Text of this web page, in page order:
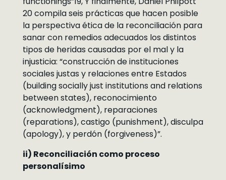
20 compila seis prácticas que hacen posible
la perspectiva ética de la reconciliación para
sanar con remedios adecuados los distintos
tipos de heridas causadas por el mal y la
injusticia: “construcción de instituciones
sociales justas y relaciones entre Estados
(building socially just institutions and relations
between states), reconocimiento
(acknowledgment), reparaciones
(reparations), castigo (punishment), disculpa
(apology), y perdón (forgiveness)”.
ii) Reconciliación como proceso
personalísimo